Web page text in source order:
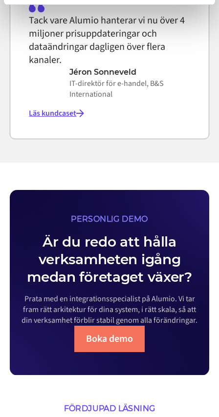
on the internet
Tack vare Alumio hanterar vi nu över 4
miljoner prisuppdateringar och
dataändringar dagligen över flera
kanaler.
Jéron Sonneveld
IT-direktör för e-handel, B&S
International
Läs kundcaset
PERSONLIG DEMO
Är du redo att hålla
verksamheten igång
medan företaget växer?
Prata med en integrationsspecialist på Alumio. Vi tar
fram rätt arkitektur för dina system, i rätt skala, så att
din verksamhet förblir stabil genom alla förändringar.
Boka demo
FÖRDJUPAD LÄSNING